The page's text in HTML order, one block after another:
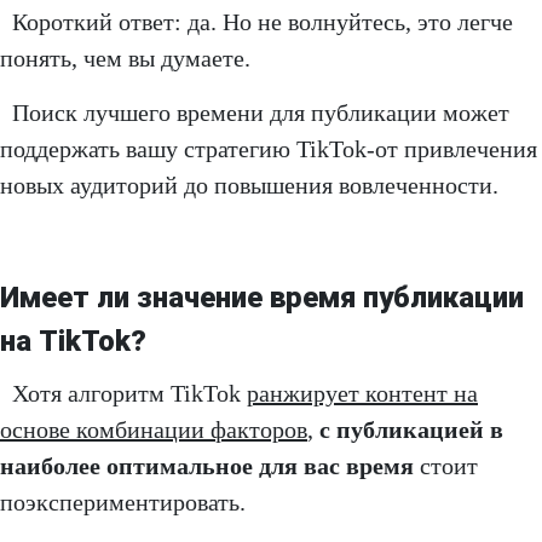
Короткий ответ: да. Но не волнуйтесь, это легче
понять, чем вы думаете.
Поиск лучшего времени для публикации может
поддержать вашу стратегию TikTok-от привлечения
новых аудиторий до повышения вовлеченности.
Имеет ли значение время публикации
на TikTok?
Хотя алгоритм TikTok ранжирует контент на
основе комбинации факторов, с публикацией в
наиболее оптимальное для вас время стоит
поэкспериментировать.